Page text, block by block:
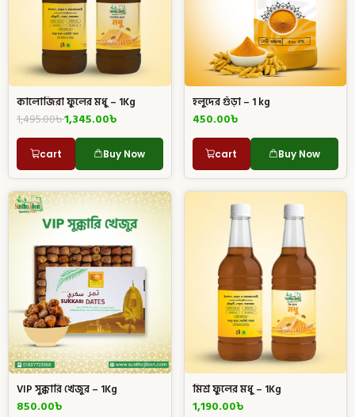
কালোজিরা ফুলের মধু – 1Kg
1,495.00৳1,345.00৳
cart Buy Now
হলুদের গুঁড়া – 1 kg
450.00৳
cart Buy Now
VIP সুক্কারি খেজুর – 1Kg
850.00৳
মিশ্র ফুলের মধু – 1Kg
1,190.00৳